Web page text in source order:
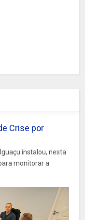
Crise por
instalou, nesta
monitorar a